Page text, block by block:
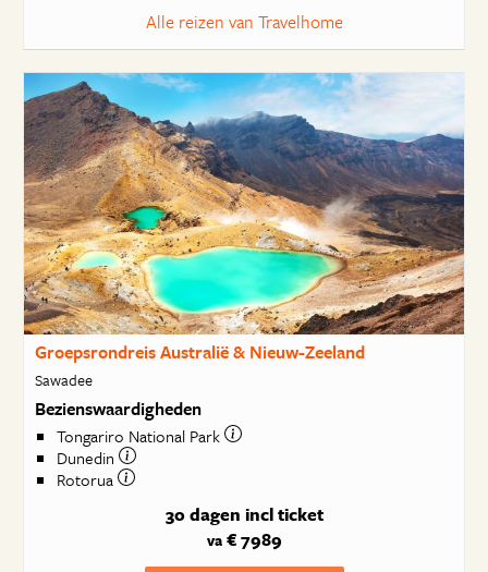
Alle reizen van Travelhome
Groepsrondreis Australië & Nieuw-Zeeland
Sawadee
Bezienswaardigheden
Tongariro National Park
Dunedin
Rotorua
30 dagen incl ticket
va€ 7989